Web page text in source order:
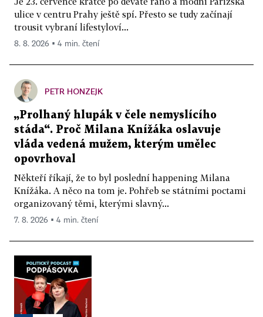
ulice v centru Prahy ještě spí. Přesto se tudy začínají
trousit vybraní lifestyloví...
8. 8. 2026 ▪ 4 min. čtení
PETR HONZEJK
„Prolhaný hlupák v čele nemyslícího
stáda“. Proč Milana Knížáka oslavuje
vláda vedená mužem, kterým umělec
opovrhoval
Někteří říkají, že to byl poslední happening Milana
Knížáka. A něco na tom je. Pohřeb se státními poctami
organizovaný těmi, kterými slavný...
7. 8. 2026 ▪ 4 min. čtení